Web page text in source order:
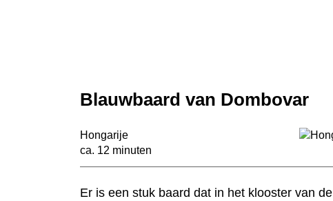
Blauwbaard van Dombovar
Hongarije
ca. 12 minuten
Er is een stuk baard dat in het klooster van de